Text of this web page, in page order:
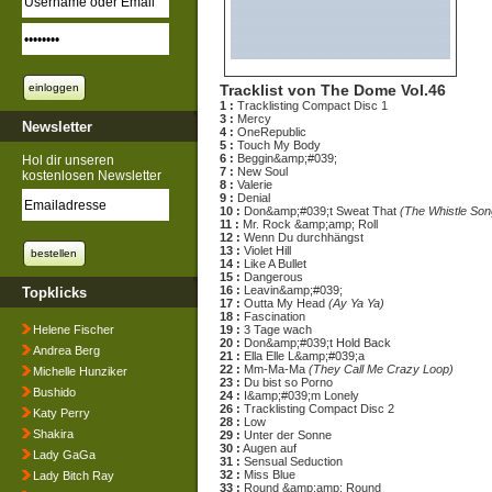
Newsletter
Hol dir unseren
kostenlosen Newsletter
Topklicks
Helene Fischer
Andrea Berg
Michelle Hunziker
Bushido
Katy Perry
Shakira
Lady GaGa
Lady Bitch Ray
Tracklist von The Dome Vol.46
1 : Tracklisting Compact Disc 1
3 : Mercy
4 : OneRepublic
5 : Touch My Body
6 : Beggin&amp;#039;
7 : New Soul
8 : Valerie
9 : Denial
10 : Don&amp;#039;t Sweat That (The Whistle
11 : Mr. Rock &amp;amp; Roll
12 : Wenn Du durchhängst
13 : Violet Hill
14 : Like A Bullet
15 : Dangerous
16 : Leavin&amp;#039;
17 : Outta My Head (Ay Ya Ya)
18 : Fascination
19 : 3 Tage wach
20 : Don&amp;#039;t Hold Back
21 : Ella Elle L&amp;#039;a
22 : Mm-Ma-Ma (They Call Me Crazy Loop)
23 : Du bist so Porno
24 : I&amp;#039;m Lonely
26 : Tracklisting Compact Disc 2
28 : Low
29 : Unter der Sonne
30 : Augen auf
31 : Sensual Seduction
32 : Miss Blue
33 : Round &amp;amp; Round